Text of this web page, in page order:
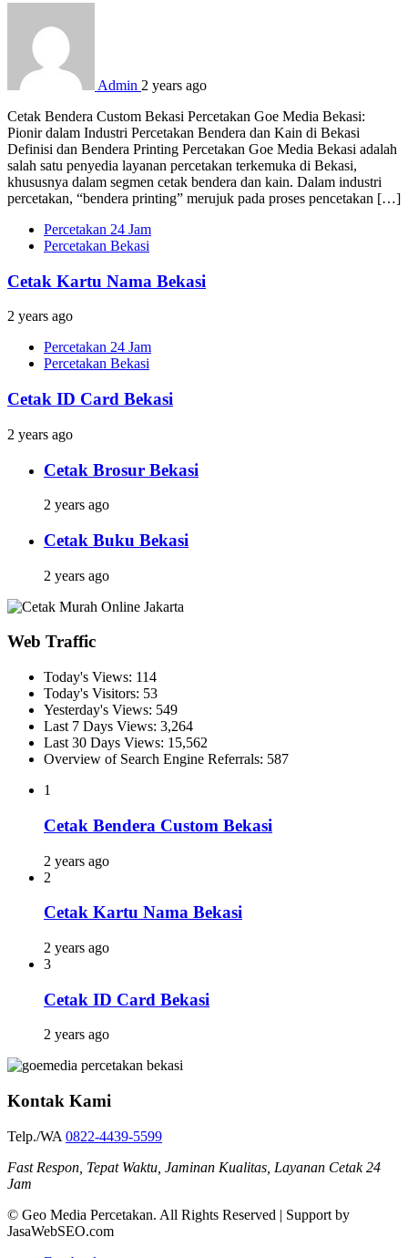
Admin 2 years ago
Cetak Bendera Custom Bekasi Percetakan Goe Media Bekasi:
Pionir dalam Industri Percetakan Bendera dan Kain di Bekasi
Definisi dan Bendera Printing Percetakan Goe Media Bekasi adalah
salah satu penyedia layanan percetakan terkemuka di Bekasi,
khususnya dalam segmen cetak bendera dan kain. Dalam industri
percetakan, “bendera printing” merujuk pada proses pencetakan […]
Percetakan 24 Jam
Percetakan Bekasi
Cetak Kartu Nama Bekasi
2 years ago
Percetakan 24 Jam
Percetakan Bekasi
Cetak ID Card Bekasi
2 years ago
Cetak Brosur Bekasi
2 years ago
Cetak Buku Bekasi
2 years ago
Web Traffic
Today's Views: 114
Today's Visitors: 53
Yesterday's Views: 549
Last 7 Days Views: 3,264
Last 30 Days Views: 15,562
Overview of Search Engine Referrals: 587
1
Cetak Bendera Custom Bekasi
2 years ago
2
Cetak Kartu Nama Bekasi
2 years ago
3
Cetak ID Card Bekasi
2 years ago
Kontak Kami
Telp./WA 0822-4439-5599
Fast Respon, Tepat Waktu, Jaminan Kualitas, Layanan Cetak 24
Jam
© Geo Media Percetakan. All Rights Reserved | Support by
JasaWebSEO.com